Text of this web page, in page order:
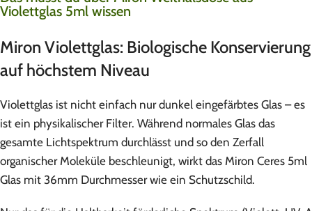
Violettglas 5ml wissen
Miron Violettglas: Biologische Konservierung
auf höchstem Niveau
Violettglas ist nicht einfach nur dunkel eingefärbtes Glas – es
ist ein physikalischer Filter. Während normales Glas das
gesamte Lichtspektrum durchlässt und so den Zerfall
organischer Moleküle beschleunigt, wirkt das Miron Ceres 5ml
Glas mit 36mm Durchmesser wie ein Schutzschild.